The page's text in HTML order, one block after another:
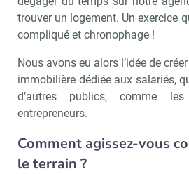
trouver un logement. Un exercice
compliqué et chronophage !
Nous avons eu alors l’idée de
immobilière dédiée aux salariés,
d’autres publics, comme
entrepreneurs.
Comment agissez-vous
le terrain ?